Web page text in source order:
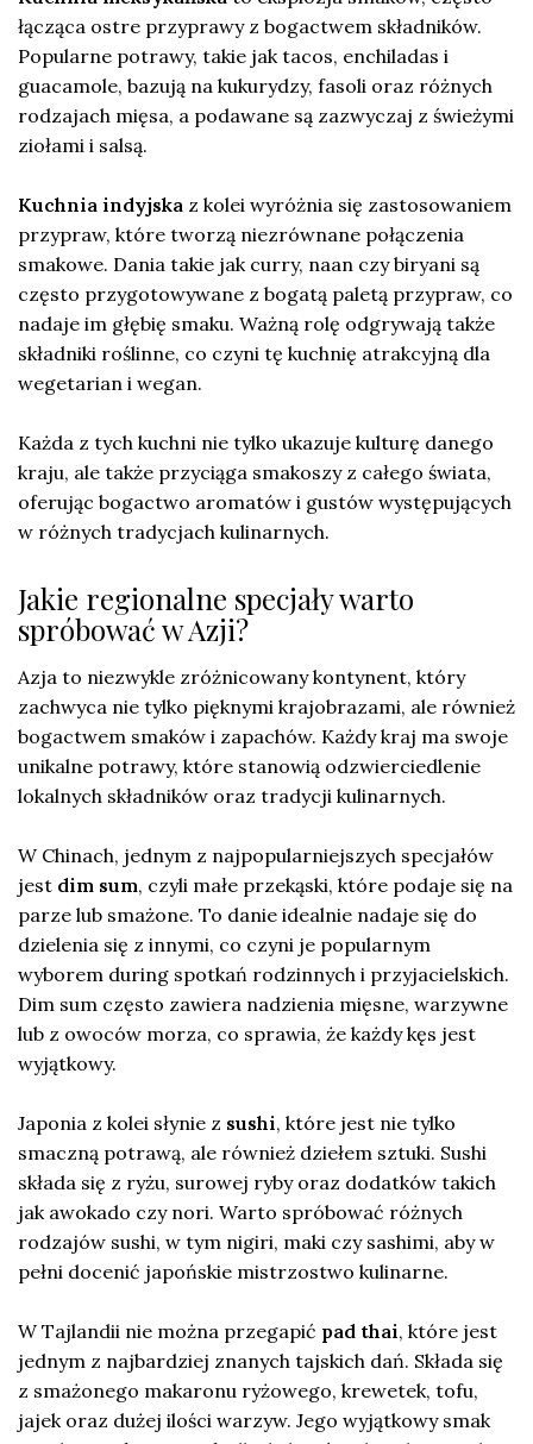
łącząca ostre przyprawy z bogactwem składników.
Popularne potrawy, takie jak tacos, enchiladas i
guacamole, bazują na kukurydzy, fasoli oraz różnych
rodzajach mięsa, a podawane są zazwyczaj z świeżymi
ziołami i salsą.
Kuchnia indyjska z kolei wyróżnia się zastosowaniem
przypraw, które tworzą niezrównane połączenia
smakowe. Dania takie jak curry, naan czy biryani są
często przygotowywane z bogatą paletą przypraw, co
nadaje im głębię smaku. Ważną rolę odgrywają także
składniki roślinne, co czyni tę kuchnię atrakcyjną dla
wegetarian i wegan.
Każda z tych kuchni nie tylko ukazuje kulturę danego
kraju, ale także przyciąga smakoszy z całego świata,
oferując bogactwo aromatów i gustów występujących
w różnych tradycjach kulinarnych.
Jakie regionalne specjały warto
spróbować w Azji?
Azja to niezwykle zróżnicowany kontynent, który
zachwyca nie tylko pięknymi krajobrazami, ale również
bogactwem smaków i zapachów. Każdy kraj ma swoje
unikalne potrawy, które stanowią odzwierciedlenie
lokalnych składników oraz tradycji kulinarnych.
W Chinach, jednym z najpopularniejszych specjałów
jest dim sum, czyli małe przekąski, które podaje się na
parze lub smażone. To danie idealnie nadaje się do
dzielenia się z innymi, co czyni je popularnym
wyborem during spotkań rodzinnych i przyjacielskich.
Dim sum często zawiera nadzienia mięsne, warzywne
lub z owoców morza, co sprawia, że każdy kęs jest
wyjątkowy.
Japonia z kolei słynie z sushi, które jest nie tylko
smaczną potrawą, ale również dziełem sztuki. Sushi
składa się z ryżu, surowej ryby oraz dodatków takich
jak awokado czy nori. Warto spróbować różnych
rodzajów sushi, w tym nigiri, maki czy sashimi, aby w
pełni docenić japońskie mistrzostwo kulinarne.
W Tajlandii nie można przegapić pad thai, które jest
jednym z najbardziej znanych tajskich dań. Składa się
z smażonego makaronu ryżowego, krewetek, tofu,
jajek oraz dużej ilości warzyw. Jego wyjątkowy smak